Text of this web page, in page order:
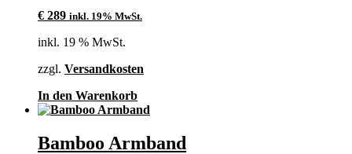
gewählt
werden
€ 289 inkl. 19% MwSt.
inkl. 19 % MwSt.
zzgl. Versandkosten
In den Warenkorb
Bamboo Armband